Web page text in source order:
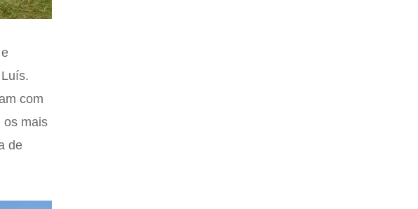
com
os mais
de